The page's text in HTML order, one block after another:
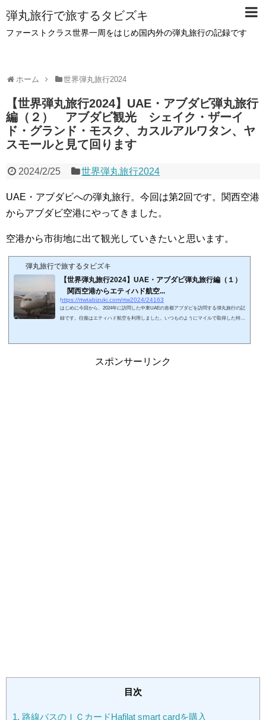
弾丸旅行で旅するタビズキ
ファーストクラス世界一周をはじめ国内外の弾丸旅行の記録です
ホーム 世界弾丸旅行2024
【世界弾丸旅行2024】UAE・アブダビ弾丸旅行
編（２） アブダビ観光 シェイク・ザーイ
ド・グランド・モスク、カスルアルワタン、ヤ
スモールと見て回ります
2024/2/25 世界弾丸旅行2024
UAE・アブダビへの弾丸旅行。今回は第2回です。関西空港
からアブダビ空港にやってきました。
空港から市街地に出て観光していきたいと思います。
弾丸旅行で旅するタビズキ
【世界弾丸旅行2024】UAE・アブダビ弾丸旅行編（１）
関西空港からエティハド航空...
https://rtwtabizuki.com/rtw2024/24163
はじめに今回から、2024年に訪問した中東UAEの首都アブダビを訪問する弾丸旅行の記
録です。往復はエティハド航空を利用しました。いつものようにマイルで取得した特典
で、1マイル5～6円くらいですね。ANA国際線ファーストクラスほどコスパは良くない
スポンサーリンク
目次
1. 路線バスのＩＣカードHafilat smart cardを購入